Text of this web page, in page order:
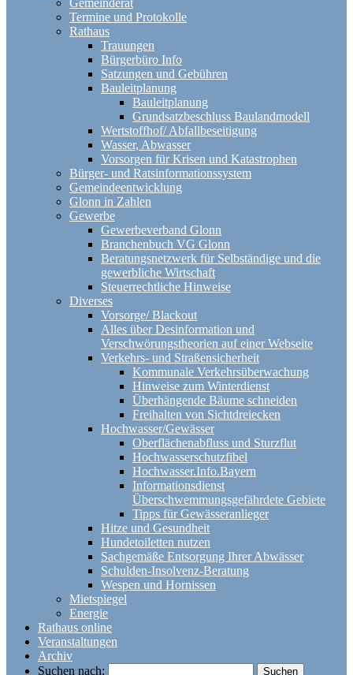
Gemeinderat
Termine und Protokolle
Rathaus
Trauungen
Bürgerbüro Info
Satzungen und Gebühren
Bauleitplanung
Bauleitplanung
Grundsatzbeschluss Baulandmodell
Wertstoffhof/ Abfallbeseitigung
Wasser, Abwasser
Vorsorgen für Krisen und Katastrophen
Bürger- und Ratsinformationssystem
Gemeindeentwicklung
Glonn in Zahlen
Gewerbe
Gewerbeverband Glonn
Branchenbuch VG Glonn
Beratungsnetzwerk für Selbständige und die
gewerbliche Wirtschaft
Steuerrechtliche Hinweise
Diverses
Vorsorge/ Blackout
Alles über Desinformation und
Verschwörungstheorien auf einer Webseite
Verkehrs- und Straßensicherheit
Kommunale Verkehrsüberwachung
Hinweise zum Winterdienst
Überhängende Bäume schneiden
Freihalten von Sichtdreiecken
Hochwasser/Gewässer
Oberflächenabfluss und Sturzflut
Hochwasserschutzfibel
Hochwasser.Info.Bayern
Informationsdienst
Überschwemmungsgefährdete Gebiete
Tipps für Gewässeranlieger
Hitze und Gesundheit
Hundetoiletten nutzen
Sachgemäße Entsorgung Ihrer Abwässer
Schulden-Insolvenz-Beratung
Wespen und Hornissen
Mietspiegel
Energie
Rathaus online
Veranstaltungen
Archiv
Suchen nach: